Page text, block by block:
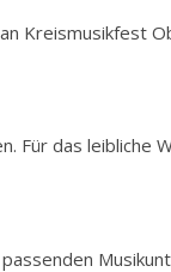
Kreismusikfest
Für das leibliche